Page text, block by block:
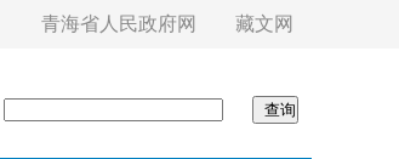
青海省人民政府网 藏文网